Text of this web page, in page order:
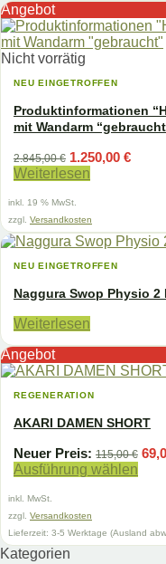
Varianten
auf.
Die
Optionen
auf
der
Produktseite
gewählt
werden
Angebot
Nicht vorrätig
NEU EINGETROFFEN
Produktinformationen
mit Wandarm
2.845,00€ Ursprünglicher
Preis
war:
2.845,00 €
1.250,00 €
Weiterlesen
inkl. 19 % MwSt.
zzgl. Versandkosten
NEU EINGETROFFEN
Naggura Swop Physio
Weiterlesen
Angebot
REGENERATION
AKARI DAMEN SHORT
Neuer Preis: 115,00€
Ausführung wählen
Produkt
weist
mehrere
Varianten
inkl. MwSt.
zzgl. Versandkosten
Lieferzeit: 3-5 Werktage (Ausland
Kategorien